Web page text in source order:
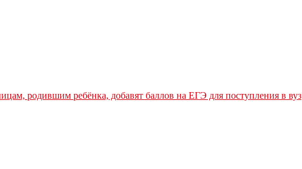
родившим ребёнка, добавят баллов на ЕГЭ для поступления в вуз